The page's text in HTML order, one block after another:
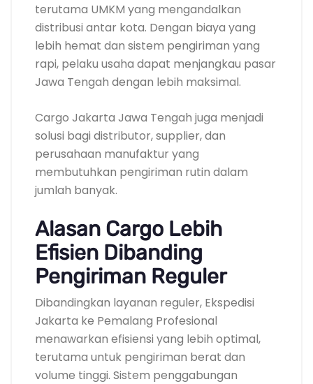
terutama UMKM yang mengandalkan
distribusi antar kota. Dengan biaya yang
lebih hemat dan sistem pengiriman yang
rapi, pelaku usaha dapat menjangkau pasar
Jawa Tengah dengan lebih maksimal.
Cargo Jakarta Jawa Tengah juga menjadi
solusi bagi distributor, supplier, dan
perusahaan manufaktur yang
membutuhkan pengiriman rutin dalam
jumlah banyak.
Alasan Cargo Lebih
Efisien Dibanding
Pengiriman Reguler
Dibandingkan layanan reguler, Ekspedisi
Jakarta ke Pemalang Profesional
menawarkan efisiensi yang lebih optimal,
terutama untuk pengiriman berat dan
volume tinggi. Sistem penggabungan